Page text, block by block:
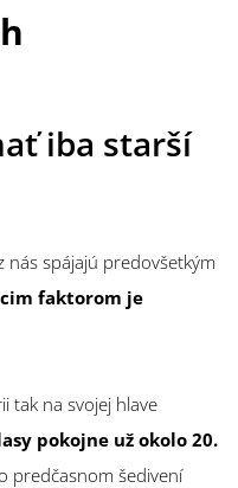
iba starší
nás spájajú predovšetkým
faktorom je
tak na svojej hlave
pokojne už okolo 20.
predčasnom šedivení